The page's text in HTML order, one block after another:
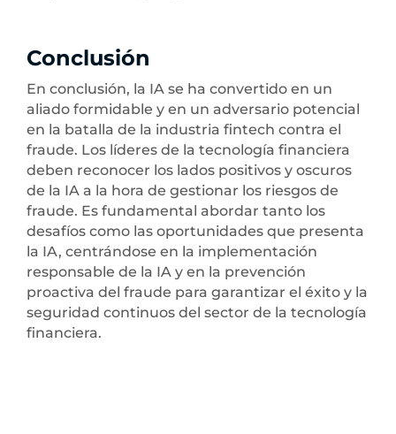
Conclusión
En conclusión, la IA se ha convertido en un
aliado formidable y en un adversario potencial
en la batalla de la industria fintech contra el
fraude. Los líderes de la tecnología financiera
deben reconocer los lados positivos y oscuros
de la IA a la hora de gestionar los riesgos de
fraude. Es fundamental abordar tanto los
desafíos como las oportunidades que presenta
la IA, centrándose en la implementación
responsable de la IA y en la prevención
proactiva del fraude para garantizar el éxito y la
seguridad continuos del sector de la tecnología
financiera.